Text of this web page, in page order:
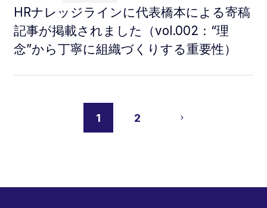
HRナレッジラインに代表橋本による寄稿
記事が掲載されました（vol.002：“理
念”から丁寧に組織づくりする重要性）
1 2